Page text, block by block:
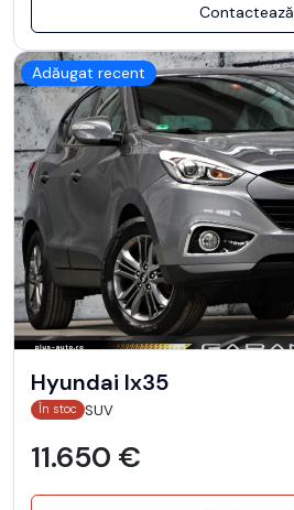
Contactează
Adăugat recent
Hyundai Ix35
În stoc SUV
11.650 €